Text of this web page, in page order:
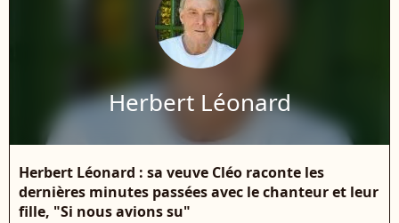
Herbert Léonard
Herbert Léonard : sa veuve Cléo raconte les
dernières minutes passées avec le chanteur et leur
fille, "Si nous avions su"